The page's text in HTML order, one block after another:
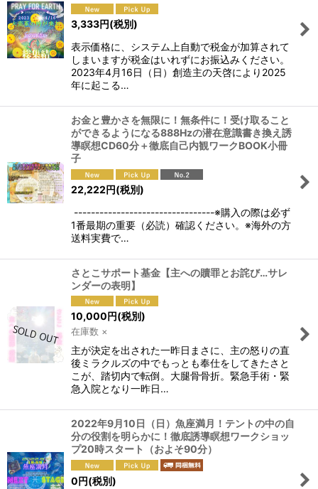
3,333円(税別)
表示価格に、システム上自動で税金が加算されて
しまいますが税金はいれずにお振込みください。
2023年4月16日（日）創造主の天啓により2025
年に起こる…
お金と豊かさを無限に！無条件に！受け取ること
ができるようになる888Hzの潜在意識書き換え誘
導瞑想CD60分＋徹底自己内観ワークBOOK小冊
子
22,222円(税別)
---------------------------------※購入の際は必ず
1番最期の重要（必読）確認ください。※海外の方
送料実費で…
さとこサポート基金【主への贖罪とお詫び…サレ
ンダーの表明】
10,000円(税別)
在庫数 ×
主が決定を出された一昨日まさに、主の怒りの直
後ミラクルズの中でもっとも奉仕をしてきたさと
こが、踏切内で転倒。大腿骨骨折。緊急手術・緊
急入院となり一昨日…
2022年9月10日（日）魚座満月！テントの中の自
分の役割を明らかに！徹底誘導瞑想ワークショッ
プ20時スタート（およそ90分）
0円(税別)